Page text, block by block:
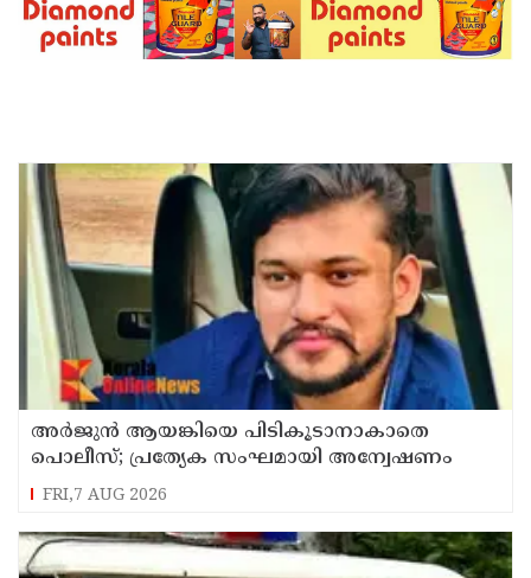
അർജുൻ ആയങ്കിയെ പിടികൂടാനാകാതെ
പൊലീസ്; പ്രത്യേക സംഘമായി അന്വേഷണം
FRI,7 AUG 2026